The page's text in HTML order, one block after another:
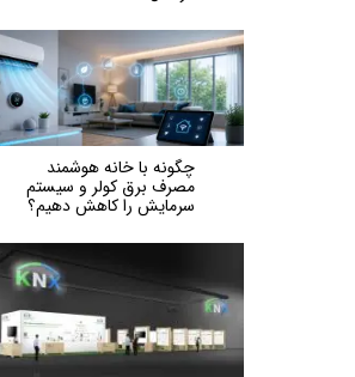
چگونه با خانه هوشمند
مصرف برق کولر و سیستم
سرمایش را کاهش دهیم؟